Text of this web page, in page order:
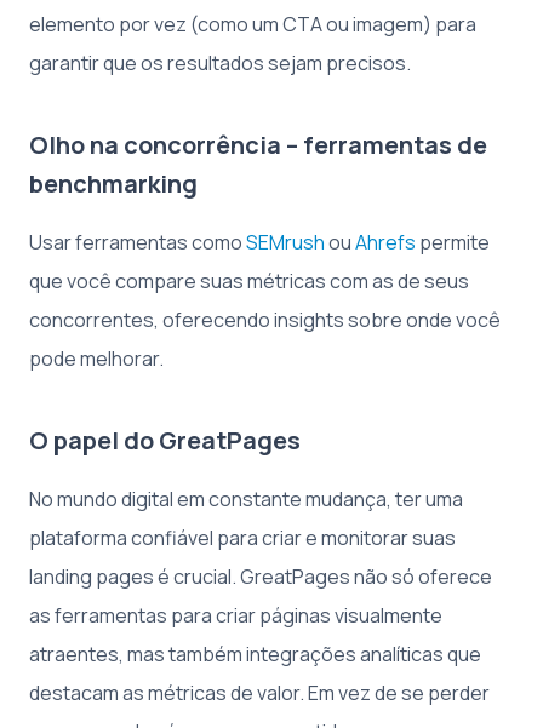
elemento por vez (como um CTA ou imagem) para
garantir que os resultados sejam precisos.
Olho na concorrência – ferramentas de
benchmarking
Usar ferramentas comoSEMrushouAhrefs permite
que você compare suas métricas com as de seus
concorrentes, oferecendo insights sobre onde você
pode melhorar.
O papel do GreatPages
No mundo digital em constante mudança, ter uma
plataforma confiável para criar e monitorar suas
landing pages é crucial. GreatPages não só oferece
as ferramentas para criar páginas visualmente
atraentes, mas também integrações analíticas que
destacam as métricas de valor. Em vez de se perder